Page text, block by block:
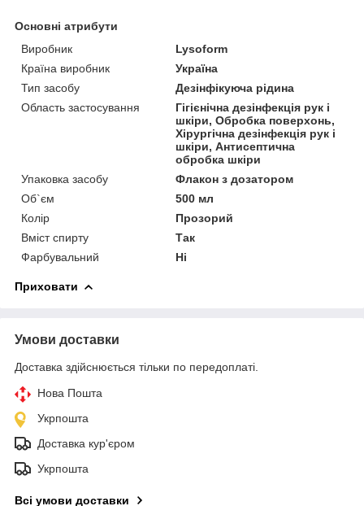
Основні атрибути
Виробник
Lysoform
Країна виробник
Україна
Тип засобу
Дезінфікуюча рідина
Область застосування
Гігієнічна дезінфекція рук і
шкіри, Обробка поверхонь,
Хірургічна дезінфекція рук і
шкіри, Антисептична
обробка шкіри
Упаковка засобу
Флакон з дозатором
Об`єм
500 мл
Колір
Прозорий
Вміст спирту
Так
Фарбувальний
Ні
Приховати
Умови доставки
Доставка здійснюється тільки по передоплаті.
Нова Пошта
Укрпошта
Доставка кур'єром
Укрпошта
Всі умови доставки